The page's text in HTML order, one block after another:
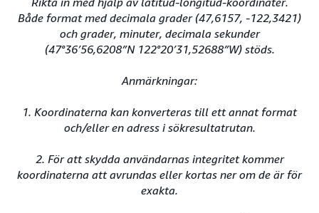
Både format med decimala grader (47,6157, -122,3421)
och grader, minuter, decimala sekunder
(47°36′56,6208″N 122°20′31,52688″W) stöds.
Anmärkningar:
1. Koordinaterna kan konverteras till ett annat format
och/eller en adress i sökresultatrutan.
2. För att skydda användarnas integritet kommer
koordinaterna att avrundas eller kortas ner om de är för
exakta.